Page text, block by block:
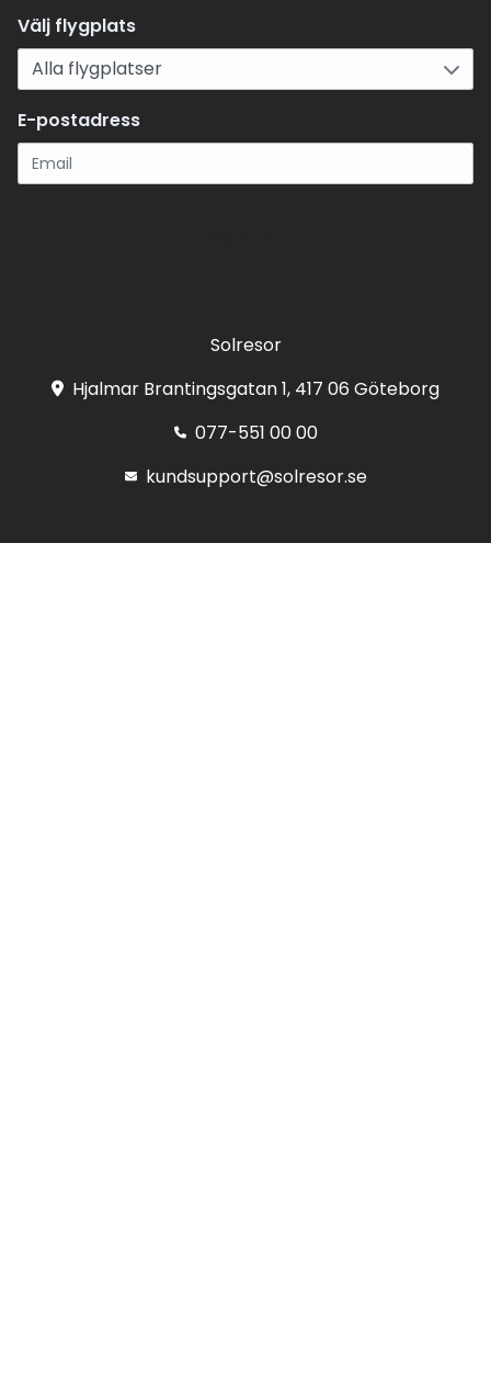
Välj flygplats
E-postadress
Solresor
Hjalmar Brantingsgatan 1, 417 06 Göteborg
077-551 00 00
kundsupport@solresor.se